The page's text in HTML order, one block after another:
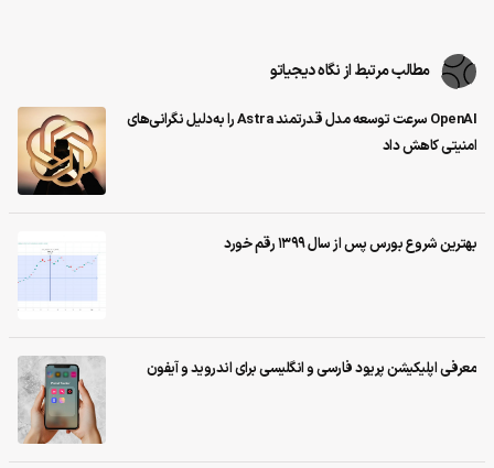
مطالب مرتبط از نگاه دیجیاتو
OpenAI سرعت توسعه مدل قدرتمند Astra را به‌دلیل نگرانی‌های
امنیتی کاهش داد
بهترین شروع بورس پس از سال ۱۳۹۹ رقم خورد
معرفی اپلیکیشن‌ پریود فارسی و انگلیسی برای اندروید و آیفون